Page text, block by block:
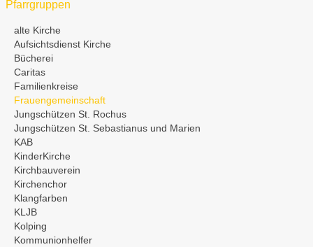
Pfarrgruppen
alte Kirche
Aufsichtsdienst Kirche
Bücherei
Caritas
Familienkreise
Frauengemeinschaft
Jungschützen St. Rochus
Jungschützen St. Sebastianus und Marien
KAB
KinderKirche
Kirchbauverein
Kirchenchor
Klangfarben
KLJB
Kolping
Kommunionhelfer